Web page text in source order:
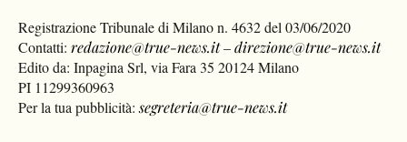
Registrazione Tribunale di Milano n. 4632 del 03/06/2020
Contatti:redazione@true-news.it–direzione@true-news.it
Edito da: Inpagina Srl, via Fara 35 20124 Milano
PI 11299360963
Per la tua pubblicità:segreteria@true-news.it